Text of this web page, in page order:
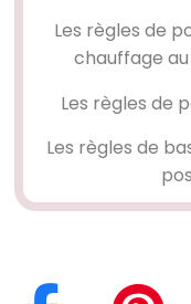
Les règles de
chauffage
Les règles de
Les règles de